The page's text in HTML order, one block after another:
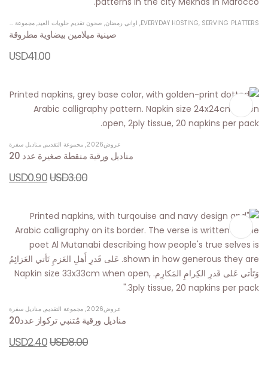
EVERYDAY HOSTING, SERVING PLATTERS
, اواني رمضان, صحون تقديم حلويات العيد, مجموعة التقديم
صينية ميلامين بيضاوية مطروقة
USD41.00
عروض2026 , مجموعة التقديم,مناديل سفرة
مناديل ورقية منقطة صغيرة عدد 20
USD3.00
USD0.90
عروض2026 , مجموعة التقديم,مناديل سفرة
مناديل ورقية مُتنبي تركواز عدد20
USD8.00
USD2.40